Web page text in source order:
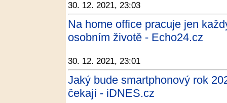
30. 12. 2021, 23:03
Na home office pracuje jen
osobním životě - Echo24.cz
30. 12. 2021, 23:01
Jaký bude smartphonový rok
čekají - iDNES.cz